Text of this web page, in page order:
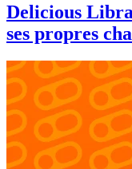
Delicious
ses propres